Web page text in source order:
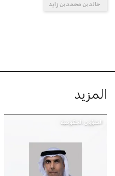
خالد بن محمد بن زايد
المزيد
الشؤون الحكومية